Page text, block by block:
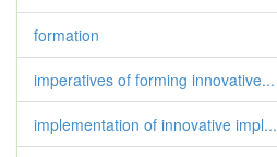
formation
imperatives of forming innovative...
implementation of innovative impl...